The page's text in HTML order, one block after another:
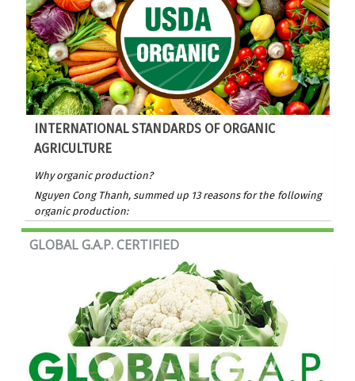
INTERNATIONAL STANDARDS OF ORGANIC
AGRICULTURE
Why organic production?
Nguyen Cong Thanh, summed up 13 reasons for the following
organic production:
GLOBAL G.A.P. CERTIFIED